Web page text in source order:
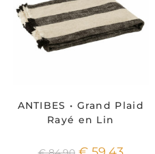
ANTIBES • Grand Plaid
Rayé en Lin